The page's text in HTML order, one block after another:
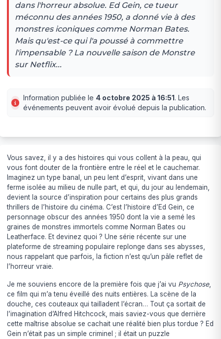
dans l'horreur absolue. Ed Gein, ce tueur
méconnu des années 1950, a donné vie à des
monstres iconiques comme Norman Bates.
Mais qu'est-ce qui l'a poussé à commettre
l'impensable ? La nouvelle saison de Monstre
sur Netflix...
Information publiée le 4 octobre 2025 à 16:51. Les
événements peuvent avoir évolué depuis la publication.
Vous savez, il y a des histoires qui vous collent à la peau, qui
vous font douter de la frontière entre le réel et le cauchemar.
Imaginez un type banal, un peu lent d’esprit, vivant dans une
ferme isolée au milieu de nulle part, et qui, du jour au lendemain,
devient la source d’inspiration pour certains des plus grands
thrillers de l’histoire du cinéma. C’est l’histoire d’Ed Gein, ce
personnage obscur des années 1950 dont la vie a semé les
graines de monstres immortels comme Norman Bates ou
Leatherface. Et devinez quoi ? Une série récente sur une
plateforme de streaming populaire replonge dans ses abysses,
nous rappelant que parfois, la fiction n’est qu’un pâle reflet de
l’horreur vraie.
Je me souviens encore de la première fois que j’ai vu Psychose,
ce film qui m’a tenu éveillé des nuits entières. La scène de la
douche, ces couteaux qui tailladent l’écran… Tout ça sortait de
l’imagination d’Alfred Hitchcock, mais saviez-vous que derrière
cette maîtrise absolue se cachait une réalité bien plus tordue ? Ed
Gein n’était pas un simple criminel ; il était un puzzle